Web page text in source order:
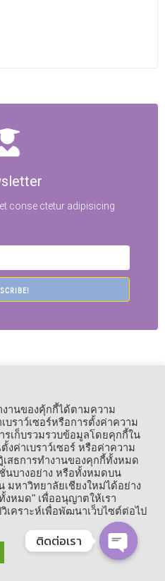
conse ctetur adipisicing
Mass Communication, Chiang Mai
Reserved.
านของคุ้กกี้ได้ตามความ
ราว์เซอร์หรือการตั้งค่าความ
รเก็บรวมรวบข้อมูลโดยคุกกี้ใน
ค่าเบราว์เซอร์ หรือค่าความ
สธการทำงานของคุกกี้ทั้งหมด
นบางอย่าง หรือทั้งหมดบน
มหาวิทยาลัยเชียงใหม่ได้อย่าง
หมด" เพื่ออนุญาตให้เรา
เคราะห์เพื่อพัฒนาเว็บไซต์ต่อไป
ติดต่อเรา
OPEN